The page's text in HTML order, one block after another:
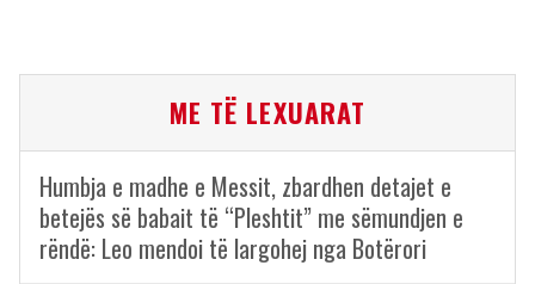
ME TË LEXUARAT
Humbja e madhe e Messit, zbardhen detajet e
betejës së babait të “Pleshtit” me sëmundjen e
rëndë: Leo mendoi të largohej nga Botërori